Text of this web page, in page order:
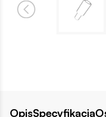
OpisSpecyfikacja